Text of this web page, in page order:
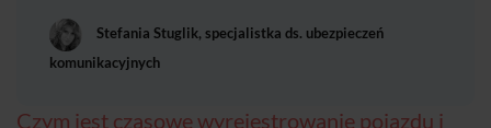
Stefania Stuglik, specjalistka ds. ubezpieczeń
komunikacyjnych
Czym jest czasowe wyrejestrowanie pojazdu i